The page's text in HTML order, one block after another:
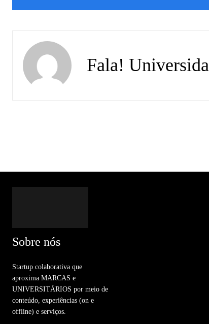
Fala!
Sobre nós
Startup colaborativa que
aproxima MARCAS e
UNIVERSITÁRIOS por meio de
conteúdo, experiências (on e
offline) e serviços.